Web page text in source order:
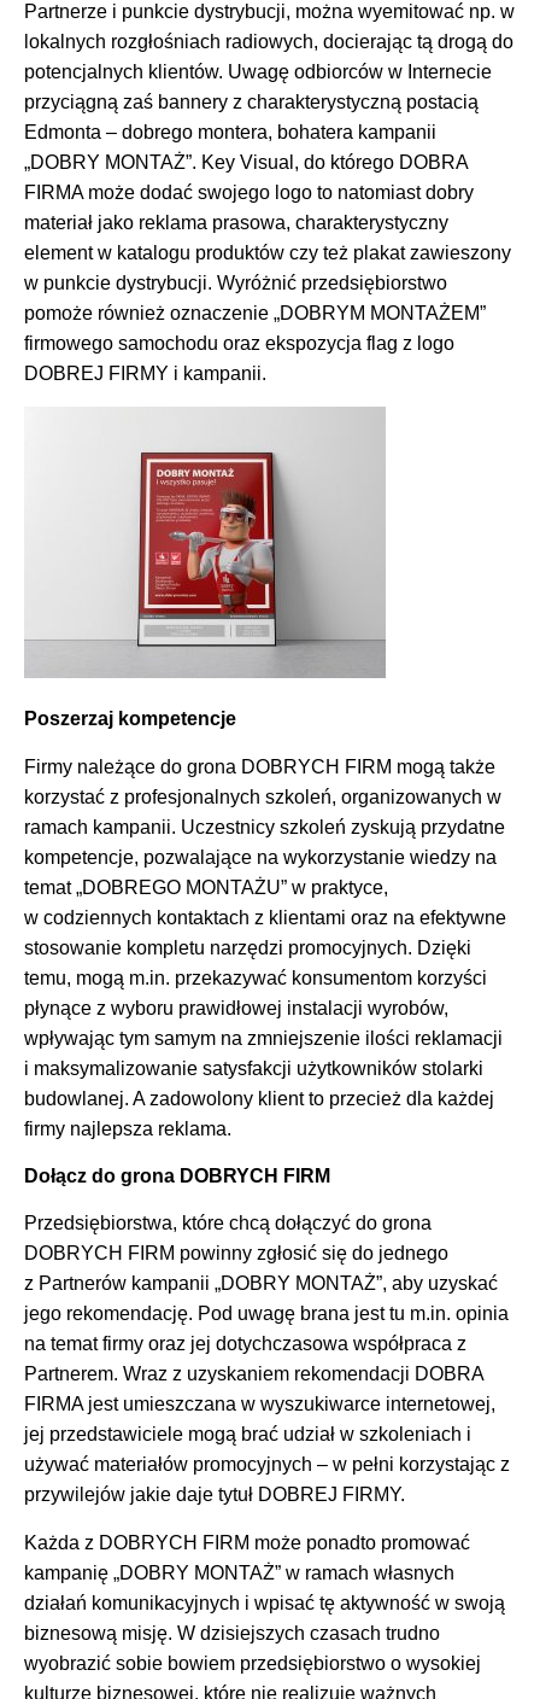
Partnerze i punkcie dystrybucji, można wyemitować np. w
lokalnych rozgłośniach radiowych, docierając tą drogą do
potencjalnych klientów. Uwagę odbiorców w Internecie
przyciągną zaś bannery z charakterystyczną postacią
Edmonta – dobrego montera, bohatera kampanii
„DOBRY MONTAŻ”. Key Visual, do którego DOBRA
FIRMA może dodać swojego logo to natomiast dobry
materiał jako reklama prasowa, charakterystyczny
element w katalogu produktów czy też plakat zawieszony
w punkcie dystrybucji. Wyróżnić przedsiębiorstwo
pomoże również oznaczenie „DOBRYM MONTAŻEM”
firmowego samochodu oraz ekspozycja flag z logo
DOBREJ FIRMY i kampanii.
Poszerzaj kompetencje
Firmy należące do grona DOBRYCH FIRM mogą także
korzystać z profesjonalnych szkoleń, organizowanych w
ramach kampanii. Uczestnicy szkoleń zyskują przydatne
kompetencje, pozwalające na wykorzystanie wiedzy na
temat „DOBREGO MONTAŻU” w praktyce,
w codziennych kontaktach z klientami oraz na efektywne
stosowanie kompletu narzędzi promocyjnych. Dzięki
temu, mogą m.in. przekazywać konsumentom korzyści
płynące z wyboru prawidłowej instalacji wyrobów,
wpływając tym samym na zmniejszenie ilości reklamacji
i maksymalizowanie satysfakcji użytkowników stolarki
budowlanej. A zadowolony klient to przecież dla każdej
firmy najlepsza reklama.
Dołącz do grona DOBRYCH FIRM
Przedsiębiorstwa, które chcą dołączyć do grona
DOBRYCH FIRM powinny zgłosić się do jednego
z Partnerów kampanii „DOBRY MONTAŻ”, aby uzyskać
jego rekomendację. Pod uwagę brana jest tu m.in. opinia
na temat firmy oraz jej dotychczasowa współpraca z
Partnerem. Wraz z uzyskaniem rekomendacji DOBRA
FIRMA jest umieszczana w wyszukiwarce internetowej,
jej przedstawiciele mogą brać udział w szkoleniach i
używać materiałów promocyjnych ­– w pełni korzystając z
przywilejów jakie daje tytuł DOBREJ FIRMY.
Każda z DOBRYCH FIRM może ponadto promować
kampanię „DOBRY MONTAŻ” w ramach własnych
działań komunikacyjnych i wpisać tę aktywność w swoją
biznesową misję. W dzisiejszych czasach trudno
wyobrazić sobie bowiem przedsiębiorstwo o wysokiej
kulturze biznesowej, które nie realizuje ważnych